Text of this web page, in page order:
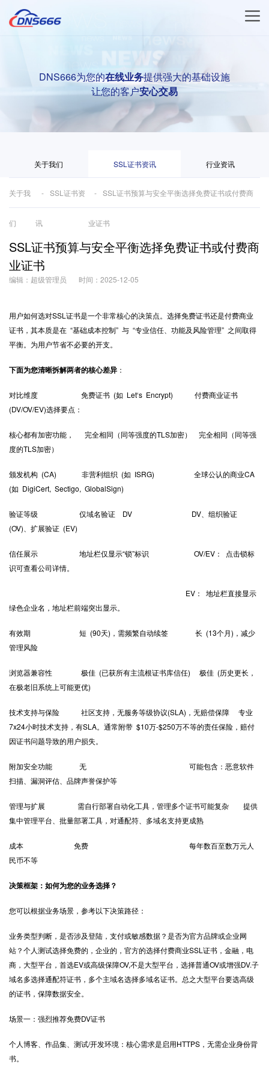
DNS666为您的在线业务提供强大的基础设施
让您的客户安心交易
关于我们 SSL证书资讯 行业资讯
关于我
们
SSL证书资
讯
SSL证书预算与安全平衡选择免费证书或付费商
业证书
SSL证书预算与安全平衡选择免费证书或付费商
业证书
编辑：超级管理员 时间：2025-12-05
用户如何选对SSL证书是一个非常核心的决策点。选择免费证书还是付费商业
证书，其本质是在 “基础成本控制” 与 “专业信任、功能及风险管理” 之间取得
平衡。为用户节省不必要的开支。
下面为您清晰拆解两者的核心差异 ：
对比维度 免费证书 (如 Let‘s Encrypt) 付费商业证书
(DV/OV/EV)选择要点：
核心都有加密功能， 完全相同（同等强度的TLS加密） 完全相同（同等强
度的TLS加密）
颁发机构 (CA) 非营利组织 (如 ISRG) 全球公认的商业CA
(如 DigiCert, Sectigo, GlobalSign)
验证等级 仅域名验证 DV DV、组织验证
(OV)、扩展验证 (EV)
信任展示 地址栏仅显示“锁”标识 OV/EV： 点击锁标
识可查看公司详情。
EV： 地址栏直接显示
绿色企业名，地址栏前端突出显示。
有效期 短 (90天)，需频繁自动续签 长 (13个月)，减少
管理风险
浏览器兼容性 极佳 (已获所有主流根证书库信任) 极佳 (历史更长，
在极老旧系统上可能更优)
技术支持与保险 社区支持，无服务等级协议(SLA)，无赔偿保障 专业
7x24小时技术支持，有SLA。通常附带 $10万-$250万不等的责任保险，赔付
因证书问题导致的用户损失。
附加安全功能 无 可能包含：恶意软件
扫描、漏洞评估、品牌声誉保护等
管理与扩展 需自行部署自动化工具，管理多个证书可能复杂 提供
集中管理平台、批量部署工具，对通配符、多域名支持更成熟
成本 免费 每年数百至数万元人
民币不等
决策框架：如何为您的业务选择？
您可以根据业务场景，参考以下决策路径：
业务类型判断，是否涉及登陆，支付或敏感数据？是否为官方品牌或企业网
站？个人测试选择免费的，企业的，官方的选择付费商业SSL证书，金融，电
商，大型平台，首选EV或高级保障OV,不是大型平台，选择普通OV或增强DV.子
域名多选择通配符证书，多个主域名选择多域名证书。总之大型平台要选高级
的证书，保障数据安全。
场景一：强烈推荐免费DV证书
个人博客、作品集、测试/开发环境：核心需求是启用HTTPS，无需企业身份背
书。